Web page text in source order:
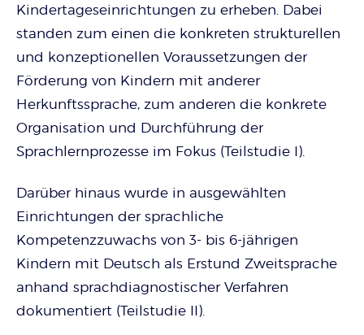
Kindertageseinrichtungen zu erheben. Dabei
standen zum einen die konkreten strukturellen
und konzeptionellen Voraussetzungen der
Förderung von Kindern mit anderer
Herkunftssprache, zum anderen die konkrete
Organisation und Durchführung der
Sprachlernprozesse im Fokus (Teilstudie I).
Darüber hinaus wurde in ausgewählten
Einrichtungen der sprachliche
Kompetenzzuwachs von 3- bis 6-jährigen
Kindern mit Deutsch als Erstund Zweitsprache
anhand sprachdiagnostischer Verfahren
dokumentiert (Teilstudie II).